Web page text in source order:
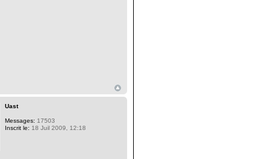
Uast
Messages: 17503
Inscrit le: 18 Juil 2009, 12:18